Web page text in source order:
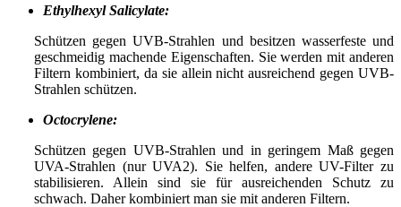
Ethylhexyl Salicylate:
Schützen gegen UVB-Strahlen und besitzen wasserfeste und
geschmeidig machende Eigenschaften. Sie werden mit anderen
Filtern kombiniert, da sie allein nicht ausreichend gegen UVB-
Strahlen schützen.
Octocrylene:
Schützen gegen UVB-Strahlen und in geringem Maß gegen
UVA-Strahlen (nur UVA2). Sie helfen, andere UV-Filter zu
stabilisieren. Allein sind sie für ausreichenden Schutz zu
schwach. Daher kombiniert man sie mit anderen Filtern.